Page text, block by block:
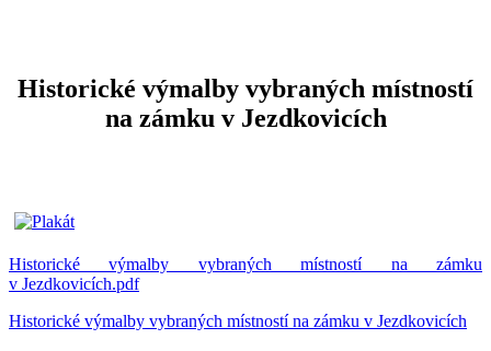
Historické výmalby vybraných místností
na zámku v Jezdkovicích
Historické výmalby vybraných místností na zámku
v Jezdkovicích.pdf
Historické výmalby vybraných místností na zámku v Jezdkovicích